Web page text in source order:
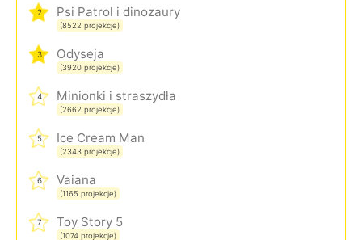
2 Psi Patrol i dinozaury
(8522 projekcje)
3 Odyseja
(3920 projekcje)
4 Minionki i straszydła
(2662 projekcje)
5 Ice Cream Man
(2343 projekcje)
6 Vaiana
(1165 projekcje)
7 Toy Story 5
(1074 projekcje)